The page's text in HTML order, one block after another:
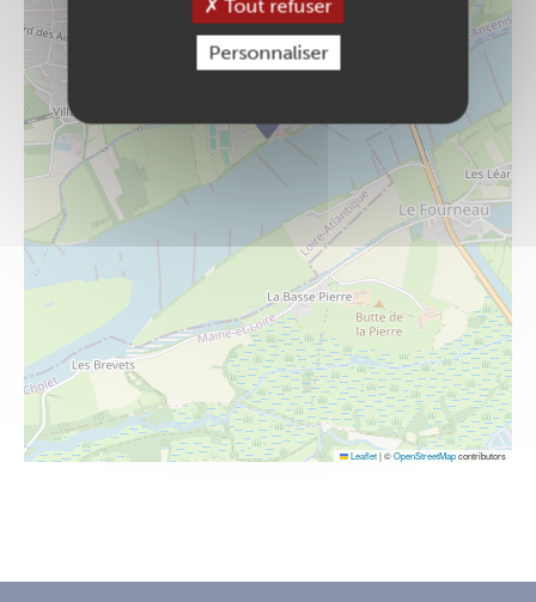
Leaflet|©OpenStreetMapcontributors
Tout refuser
Personnaliser